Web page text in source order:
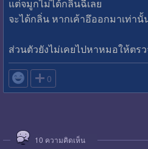
แต่จมูกไม่ได้กลิ่นฉี่เลย
จะได้กลิ่น หากเค้าอึออกมาเท่านั้
ส่วนตัวยังไม่เคยไปหาหมอให้ตร
 0
10 ความคิดเห็น